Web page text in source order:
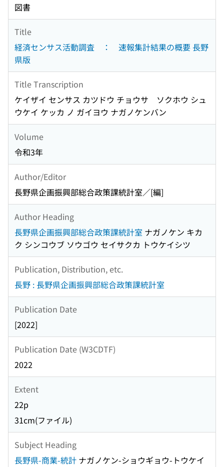
図書
Title
経済センサス活動調査 ： 速報集計結果の概要 長野
県版
Title Transcription
ケイザイ センサス カツドウ チョウサ ソクホウ シュ
ウケイ ケッカ ノ ガイヨウ ナガノケンバン
Volume
令和3年
Author/Editor
長野県企画振興部総合政策課統計室／[編]
Author Heading
長野県企画振興部総合政策課統計室 ナガノケン キカ
ク シンコウブ ソウゴウ セイサクカ トウケイシツ
Publication, Distribution, etc.
長野 : 長野県企画振興部総合政策課統計室
Publication Date
[2022]
Publication Date (W3CDTF)
2022
Extent
22p
31cm(ファイル)
Subject Heading
長野県-商業-統計 ナガノケン-ショウギョウ-トウケイ